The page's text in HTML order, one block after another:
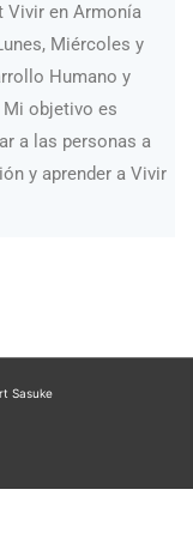
Vivir en Armonía
Miércoles y
Humano y
objetivo es
a las personas a
y aprender a Vivir
Sasuke